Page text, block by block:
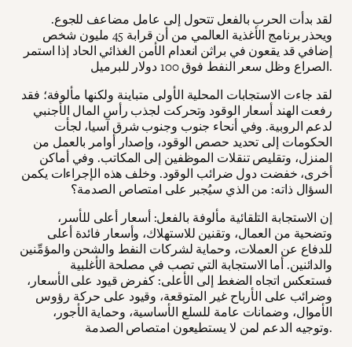
لقد بدأت الحرب بالفعل تتحول إلى عامل مضاعف للجوع.
ويحذر برنامج الأغذية العالمي من أن قرابة 45 مليون شخص
إضافي قد يقعون في براثن انعدام الأمن الغذائي الحاد إذا استمر
الصراع وظل سعر النفط فوق 100 دولار للبرميل.
لقد جاءت الاستجابات المحلية الأولى متباينة ولكنها مألوفة؛ فقد
رفعت الهند أسعار الوقود وتحركت لجذب رأس المال الأجنبي
لدعم الروبية. وفي أنحاء جنوب وجنوب شرق آسيا، لجأت
الحكومات إلى تحديد حصص الوقود، وإصدار أوامر بالعمل من
المنزل، وتقليص تنقلات الموظفين إلى المكاتب. وفي أماكن
أخرى، خفضت دول ضرائب الوقود. وخلف هذه الإجراءات يكمن
السؤال ذاته: من الذي سيُجبر على امتصاص الصدمة؟
إن الاستجابة التلقائية مألوفة بالفعل: أسعار أعلى للأسر،
وتضحية من العمال، وتقنين للاستهلاك، وأسعار فائدة أعلى
للدفاع عن العملات، وحماية لشركات النفط والشحن والمؤمِّنين
والدائنين. أما الاستجابة التي تصب في مصلحة الأغلبية
فستعكس اتجاه الضغط إلى الأعلى: كفرض قيود على الأسعار،
وضرائب على الأرباح غير المتوقعة، وقيود على حركة رؤوس
الأموال، وضمانات عامة للسلع الأساسية، وحماية الأجور،
وتوجيه الدعم لمن لا يستطيعون امتصاص الصدمة.